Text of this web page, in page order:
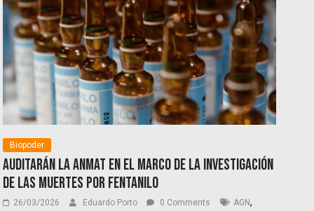
Biopoder
Auditarán la ANMAT en el marco de la investigación
de las muertes por fentanilo
26/03/2026 Eduardo Porto 0 Comments AGN,